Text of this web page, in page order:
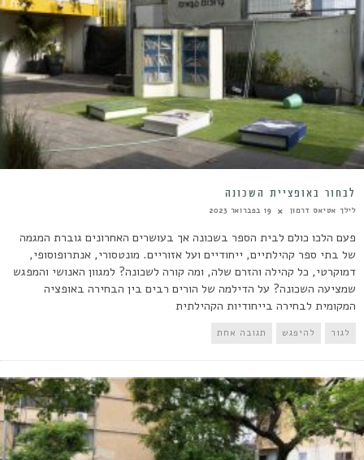
לבחור באופציית השכונה
לילך אטיאס דרמון 19 בפברואר 2023
פעם הלכו כולם לבית הספר בשכונה אך בעושרים האחרונים גוברת המגמה
של בתי ספר קהילתיים, ייחודיים ועל אזוריים. מונטסורי, אנתרופוסופי,
דמוקרטי, כל קהילה והזרם שלה, ומה קורה לשכונה? למגוון האנושי והמפגש
שמציעה השכונה? על הדילמה של הורים רבים בין הבחירה באופציה
המקומית לבחירה בייחודיות הקהילתית
לגור להיפגש תגובה אחת